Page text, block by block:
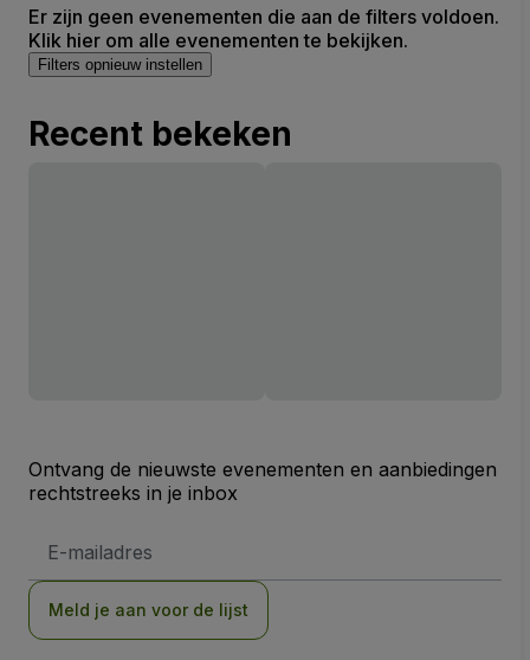
Er zijn geen evenementen die aan de filters voldoen.
Klik hier om alle evenementen te bekijken.
Filters opnieuw instellen
Recent bekeken
Ontvang de nieuwste evenementen en aanbiedingen
rechtstreeks in je inbox
mailadres
Meld je aan voor de lijst